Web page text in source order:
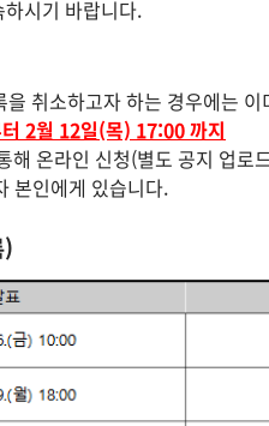
시기 바랍니다.
취소하고자 하는 경우에는
2월 12일(목) 17:00 까지
해 온라인 신청(별도 공지 업로
본인에게 있습니다.
)